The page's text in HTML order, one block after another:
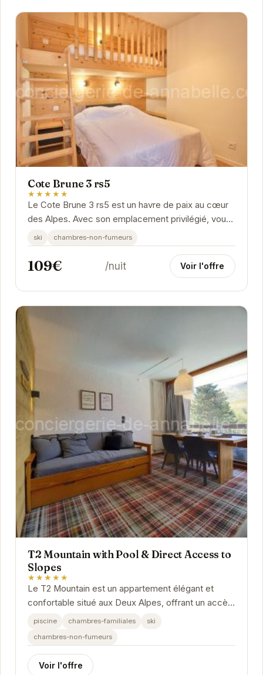
Cote Brune 3 rs5
★★★★★
Le Cote Brune 3 rs5 est un havre de paix au cœur
des Alpes. Avec son emplacement privilégié, vous
pourrez profiter pleinement des activités de...
ski chambres-non-fumeurs
109€ /nuit Voir l'offre
T2 Mountain with Pool & Direct Access to
Slopes
★★★★★
Le T2 Mountain est un appartement élégant et
confortable situé aux Deux Alpes, offrant un accès
direct aux pistes de ski et une piscine. Il est...
piscine chambres-familiales
ski
chambres-non-fumeurs
Voir l'offre